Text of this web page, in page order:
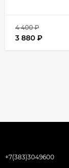
4 400₽
3 880 ₽
+7(383)3049600